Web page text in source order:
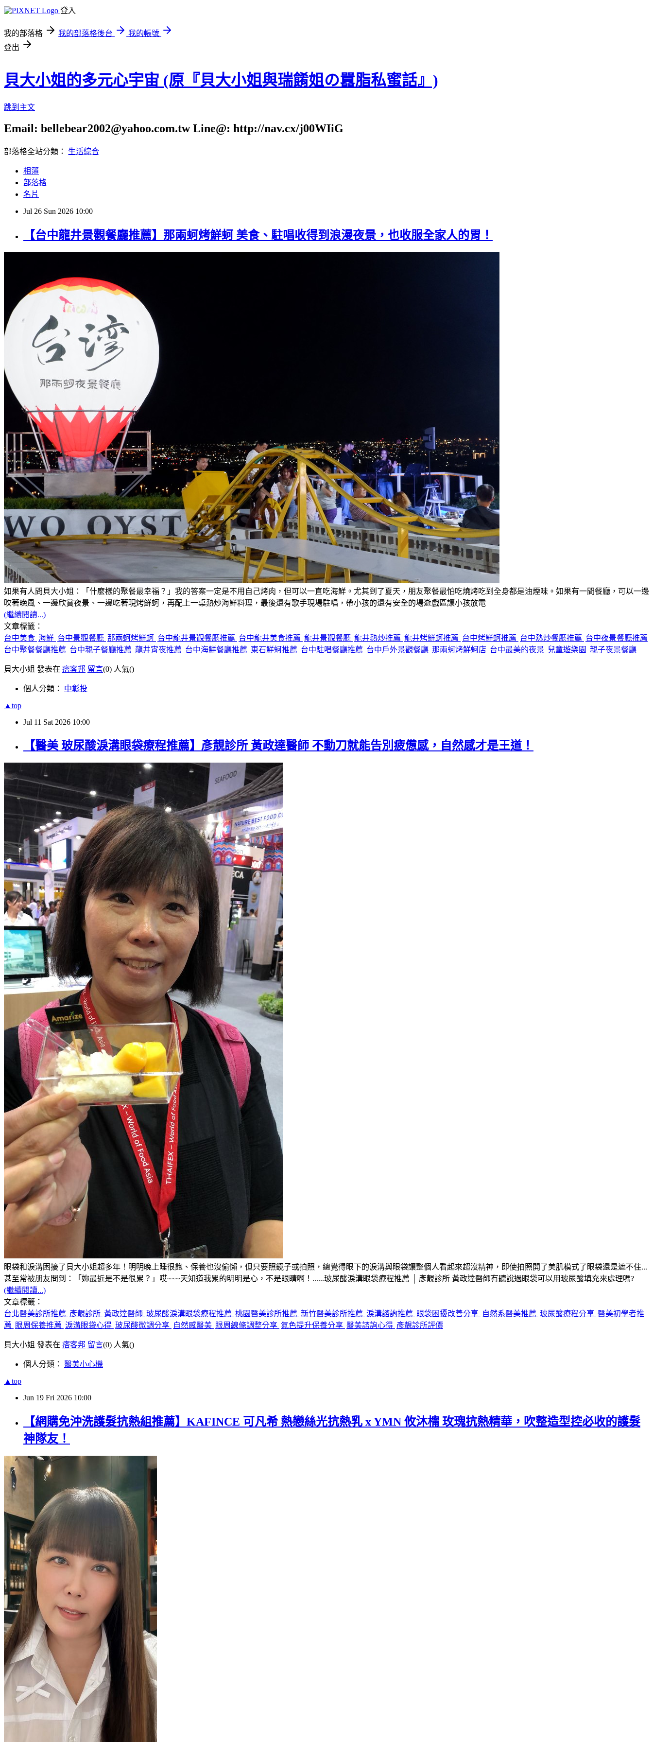
登入
我的部落格 我的部落格後台
我的帳號
登出
貝大小姐的多元心宇宙 (原『貝大小姐與瑞餚姐の囂脂私蜜話』)
跳到主文
Email: bellebear2002@yahoo.com.tw Line@: http://nav.cx/j00WIiG
部落格全站分類： 生活綜合
相簿
部落格
名片
Jul 26 Sun 2026 10:00
【台中龍井景觀餐廳推薦】那兩蚵烤鮮蚵 美食、駐唱收得到浪漫夜景，也收服全家人的胃！
如果有人問貝大小姐：「什麼樣的聚餐最幸福？」我的答案一定是不用自己烤肉，但可以一直吃海鮮。尤其到了夏天，朋友聚餐最怕吃燒烤吃到全身都是油煙味。如果有一間餐廳，可以一邊
吹著晚風、一邊欣賞夜景、一邊吃著現烤鮮蚵，再配上一桌熱炒海鮮料理，最後還有歌手現場駐唱，帶小孩的還有安全的場遊戲區讓小孩放電
(繼續閱讀...)
文章標籤：
台中美食 海鮮 台中景觀餐廳 那兩蚵烤鮮蚵 台中龍井景觀餐廳推薦 台中龍井美食推薦 龍井景觀餐廳 龍井熱炒推薦 龍井烤鮮蚵推薦 台中烤鮮蚵推薦 台中熱炒餐廳推薦 台中夜景餐廳推薦
台中聚餐餐廳推薦 台中親子餐廳推薦 龍井宵夜推薦 台中海鮮餐廳推薦 東石鮮蚵推薦 台中駐唱餐廳推薦 台中戶外景觀餐廳 那兩蚵烤鮮蚵店 台中最美的夜景 兒童遊樂園 親子夜景餐廳
貝大小姐 發表在 痞客邦 留言(0) 人氣()
個人分類： 中彰投
▲top
Jul 11 Sat 2026 10:00
【醫美 玻尿酸淚溝眼袋療程推薦】彥靚診所 黃政達醫師 不動刀就能告別疲憊感，自然感才是王道！
眼袋和淚溝困擾了貝大小姐超多年！明明晚上睡很飽、保養也沒偷懶，但只要照鏡子或拍照，總覺得眼下的淚溝與眼袋讓整個人看起來超沒精神，即使拍照開了美肌模式了眼袋還是遮不住...
甚至常被朋友問到：「妳最近是不是很累？」哎~~~天知道我累的明明是心，不是眼睛啊！......玻尿酸淚溝眼袋療程推薦 │ 彥靚診所 黃政達醫師有聽說過眼袋可以用玻尿酸填充來處理嗎?
(繼續閱讀...)
文章標籤：
台北醫美診所推薦 彥靚診所 黃政達醫師 玻尿酸淚溝眼袋療程推薦 桃園醫美診所推薦 新竹醫美診所推薦 淚溝諮詢推薦 眼袋困擾改善分享 自然系醫美推薦 玻尿酸療程分享 醫美初學者推
薦 眼周保養推薦 淚溝眼袋心得 玻尿酸微調分享 自然感醫美 眼周線條調整分享 氣色提升保養分享 醫美諮詢心得 彥靚診所評價
貝大小姐 發表在 痞客邦 留言(0) 人氣()
個人分類： 醫美小心機
▲top
Jun 19 Fri 2026 10:00
【網購免沖洗護髮抗熱組推薦】KAFINCE 可凡希 熱戀絲光抗熱乳 x YMN 攸沐橣 玫瑰抗熱精華，吹整造型控必收的護髮
神隊友！